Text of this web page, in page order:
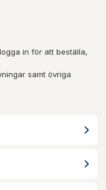
in för att beställa,
samt övriga